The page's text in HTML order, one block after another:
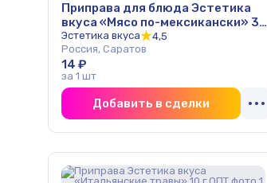
Приправа для блюда Эстетика
вкуса «Мясо по-мексикански» 30
г ОПТ
Эстетика вкуса
4,5
Россия, Саратов
14 ₽
за 1 шт
Добавить в сделки